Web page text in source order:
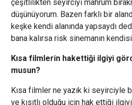
çeşitlilikten seyirciyi mahrum
düşünüyorum. Bazen farklı bir
keşke kendi alanında yapsaydı
bana kalırsa risk sinemanın
Kısa filmlerin hakettiği ilgiyi
musun?
Kısa filmler ne yazık ki seyirciyle
ve kısıtlı olduğu için hak ettiği